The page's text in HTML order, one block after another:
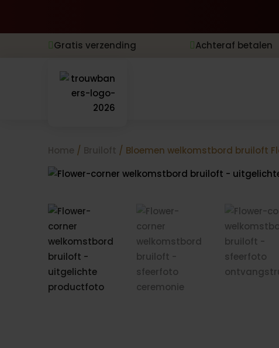
 Gratis verzending  Achteraf betalen
Home / Bruiloft / Bloemen welkomstbord bruiloft